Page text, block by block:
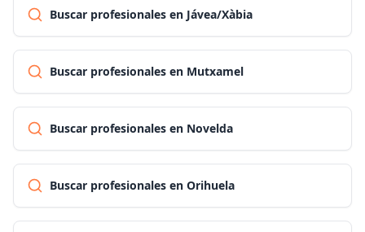
Buscar profesionales en Jávea/Xàbia
Buscar profesionales en Mutxamel
Buscar profesionales en Novelda
Buscar profesionales en Orihuela